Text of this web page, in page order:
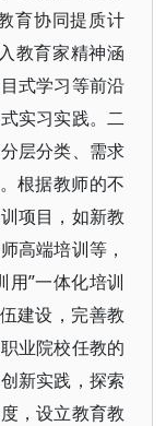
育协同提质计
教育家精神涵
式学习等前沿
实习实践。二
层分类、需求
根据教师的不
项目，如新教
高端培训等，
用”一体化培训
建设，完善教
业院校任教的
新实践，探索
，设立教育教